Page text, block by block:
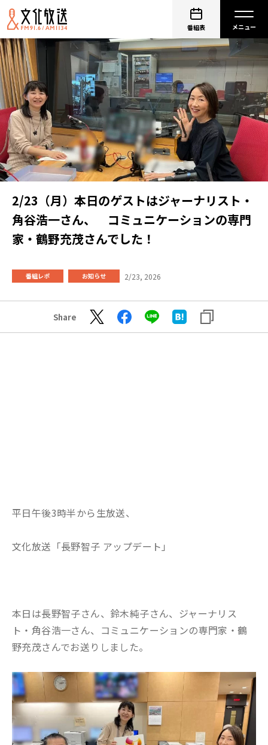
番組表
2/23（月）本日のゲストはジャーナリスト・
角谷浩一さん、 コミュニケーションの専門
家・鶴野充茂さんでした！
番組レポ お知らせ 2/23, 2026
Share
平日午後3時半から生放送、
文化放送「長野智子 アップデート」
本日は長野智子さん、鈴木純子さん、ジャーナリス
ト・角谷浩一さん、コミュニケーションの専門家・鶴
野充茂さんでお送りしました。